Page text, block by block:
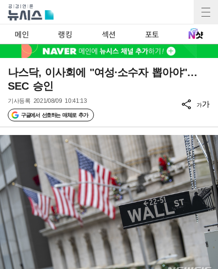
메인 랭킹 섹션 포토
나스닥, 이사회에 "여성·소수자 뽑아야"…
SEC 승인
기사등록 2021/08/09 10:41:13
구글에서 선호하는 매체로 추가
가가